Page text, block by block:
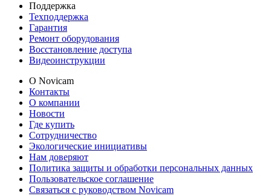
Поддержка
Техподдержка
Гарантия
Ремонт оборудования
Восстановление доступа
Видеоинструкции
О Novicam
Контакты
О компании
Новости
Где купить
Сотрудничество
Экологические инициативы
Нам доверяют
Политика защиты и обработки персональных данных
Пользовательское соглашение
Связаться с руководством Novicam